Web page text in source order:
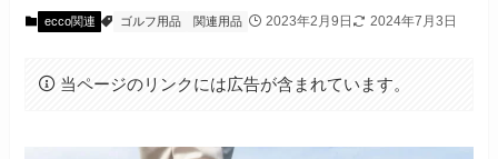
ecco関連 ゴルフ用品 関連用品 2023年2月9日 2024年7月3日
当ページのリンクには広告が含まれています。